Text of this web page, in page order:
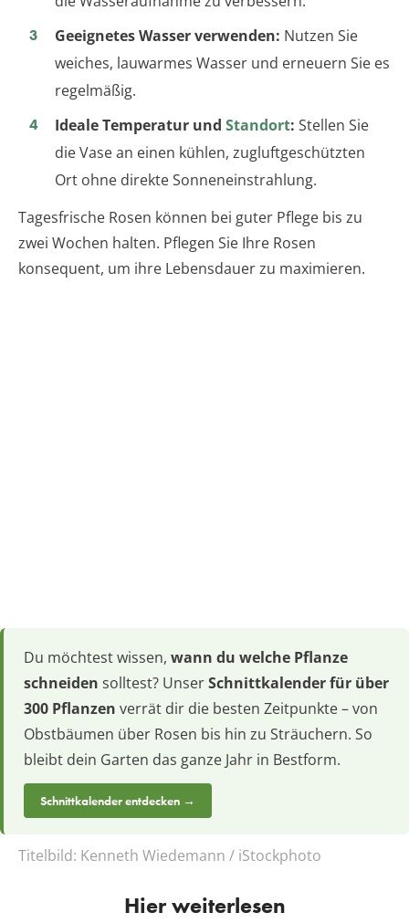
Geeignetes Wasser verwenden: Nutzen Sie
weiches, lauwarmes Wasser und erneuern Sie es
regelmäßig.
Ideale Temperatur und Standort: Stellen Sie
die Vase an einen kühlen, zugluftgeschützten
Ort ohne direkte Sonneneinstrahlung.
Tagesfrische Rosen können bei guter Pflege bis zu
zwei Wochen halten. Pflegen Sie Ihre Rosen
konsequent, um ihre Lebensdauer zu maximieren.
Du möchtest wissen, wann du welche Pflanze
schneiden solltest? UnserSchnittkalender für über
300 Pflanzen verrät dir die besten Zeitpunkte – von
Obstbäumen über Rosen bis hin zu Sträuchern. So
bleibt dein Garten das ganze Jahr in Bestform.
Schnittkalender entdecken →
Titelbild: Kenneth Wiedemann / iStockphoto
Hier weiterlesen